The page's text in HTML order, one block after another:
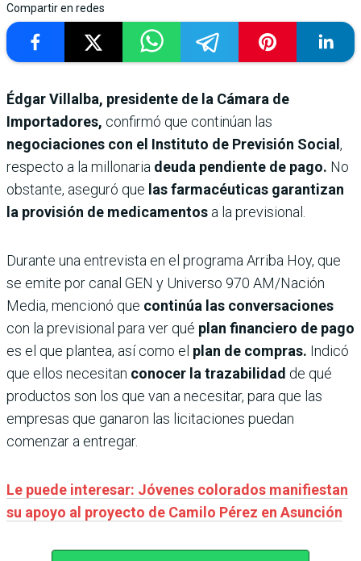
Compartir en redes
Édgar Villalba, presidente de la Cámara de
Importadores, confirmó que continúan las
negociaciones con el Instituto de Previsión Social,
respecto a la millonaria deuda pendiente de pago. No
obstante, aseguró que las farmacéuticas garantizan
la provisión de medicamentos a la previsional.
Durante una entrevista en el programa Arriba Hoy, que
se emite por canal GEN y Universo 970 AM/Nación
Media, mencionó que continúa las conversaciones
con la previsional para ver qué plan financiero de pago
es el que plantea, así como el plan de compras. Indicó
que ellos necesitan conocer la trazabilidad de qué
productos son los que van a necesitar, para que las
empresas que ganaron las licitaciones puedan
comenzar a entregar.
Le puede interesar: Jóvenes colorados manifiestan
su apoyo al proyecto de Camilo Pérez en Asunción